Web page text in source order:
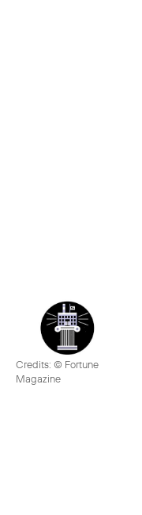
Credits: © Fortune
Magazine